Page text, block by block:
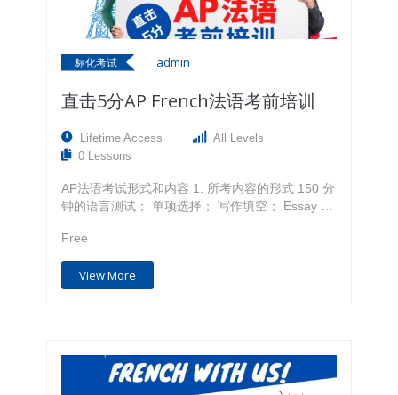
法 -演讲水平：具有高水平的演讲技巧和方式 -分
享精神：演讲者分享想法，组办方精心拍摄并免费
网上传播 除了组织形态我们无法主观抉择，其余3
点，其实正是我们的孩子能够在将来社会立于不败
在的表现，以及与他人之间的分享、合作、互助精
神。TED演讲的理论和技巧同样适用于今后的商务
演讲和会议，没有人会认为让别人打瞌睡的讲话能
够让自己获得职业晋升。TED演讲技巧可以运用到
会议，出色地表达自己，并因此影响他人，对任何
人来说都是一项稳赚不赔的技能，除了这些这项技
材！ 作为学生，怎样才能提高自信从而像TED
满堂喝彩呢？ TOPCLASS的演讲大师课程 是培养
青少年演讲能力和领导力的专业课程，我们的国际
服对公开演讲的恐惧与紧张，通过学习交流理论和
大量实践，让孩子成为一名更好的公众演讲者，并
标化考试 admin
直击5分AP French法语考前培训
Lifetime Access
All Levels
0 Lessons
AP法语考试形式和内容 1. 所考内容的形式 150 分
钟的语言测试； 单项选择； 写作填空； Essay 写
对话； 理解法语报刊杂志以及文学的节选； 比较
流利准确的法语书面和口头表达。…
Free
View More